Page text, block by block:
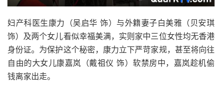
妇产科医生康力（吴启华 饰）与外籍妻子白美雅（贝安琪
饰）及两个女儿看似幸福美满，实则家中三位女性均无香港
身份证。为保护这个秘密，康力立下严苛家规，甚至将向往
自由的大女儿康嘉岚（戴祖仪 饰）软禁房中，嘉岚趁机偷
钱离家出走。